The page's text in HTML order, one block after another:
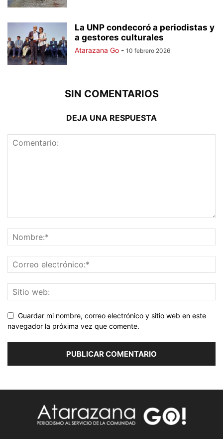
La UNP condecoró a periodistas y
a gestores culturales
Atarazana Go - 10 febrero 2026
SIN COMENTARIOS
DEJA UNA RESPUESTA
Guardar mi nombre, correo electrónico y sitio web en este
navegador la próxima vez que comente.